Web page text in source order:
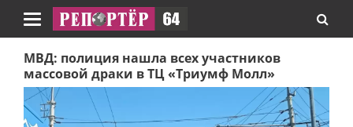
Навигация
МВД: полиция нашла всех участников
массовой драки в ТЦ «Триумф Молл»